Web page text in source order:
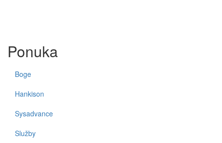
Ponuka
Boge
Hankison
Sysadvance
Služby